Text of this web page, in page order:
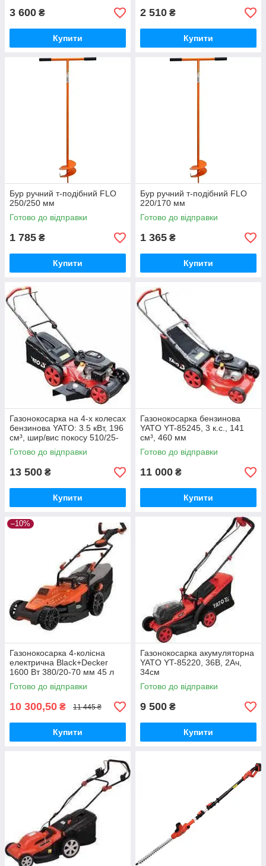
3 600 ₴
Купити
2 510 ₴
Купити
Бур ручний т-подібний FLO
250/250 мм
Готово до відправки
1 785 ₴
Купити
Бур ручний т-подібний FLO
220/170 мм
Готово до відправки
1 365 ₴
Купити
Газонокосарка на 4-х колесах
бензинова YATO: 3.5 кВт, 196
см³, шир/вис покосу 510/25-
70мм, 2800об/хв
Готово до відправки
13 500 ₴
Купити
Газонокосарка бензинова
YATO YT-85245, 3 к.с., 141
см³, 460 мм
Готово до відправки
11 000 ₴
Купити
–10%
Газонокосарка 4-колісна
електрична Black+Decker
1600 Вт 380/20-70 мм 45 л
Готово до відправки
10 300,50 ₴ 11 445 ₴
Купити
Газонокосарка акумуляторна
YATO YT-85220, 36В, 2Ач,
34см
Готово до відправки
9 500 ₴
Купити